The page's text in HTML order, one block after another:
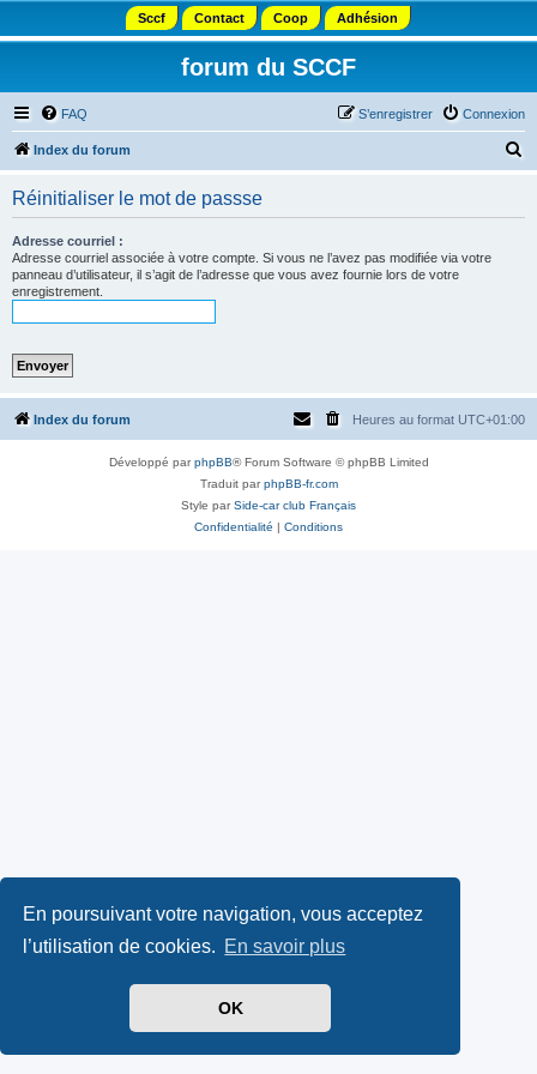
En poursuivant votre navigation, vous acceptez
l’utilisation de cookies. En savoir plus
OK
Sccf Contact Coop Adhésion
forum du SCCF
FAQ Connexion
S’enregistrer
Index du forum
Réinitialiser le mot de passse
Adresse courriel :
Adresse courriel associée à votre compte. Si vous ne l’avez pas modifiée via votre
panneau d’utilisateur, il s’agit de l’adresse que vous avez fournie lors de votre
enregistrement.
Index du forum Heures au format UTC+01:00
Développé parphpBB® Forum Software © phpBB Limited
Traduit parphpBB-fr.com
Style parSide-car club Français
Confidentialité | Conditions